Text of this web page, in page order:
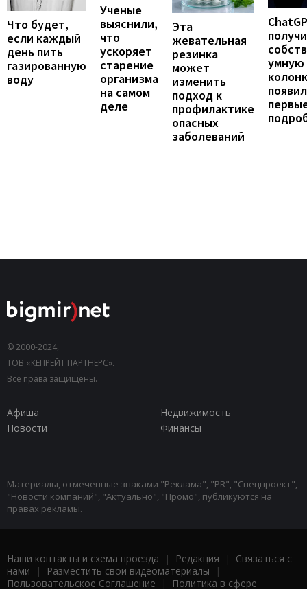
Что будет,
если каждый
день пить
газированную
воду
Ученые
выяснили,
что
ускоряет
старение
организма
на самом
деле
Эта
жевательная
резинка
может
изменить
подход к
профилактике
опасных
заболеваний
умную
© 2000-2024,
ТОВ «КЕПРЕЙТ ПАРТНЕРС».
Все права защищены.
Афиша
Недвижимость
Новости
Финансы
Материалы, отмеченные знаками "Реклама", "PR", "Спецпроект",
"Новости компаний", "Актуально", "Промо", публикуются на
правах рекламы.
Наши контакты и схема проезда | Редакция | Связаться с
нами | Разместить свои видеоматериалы |
Пользовательское Соглашение | Политика в сфере